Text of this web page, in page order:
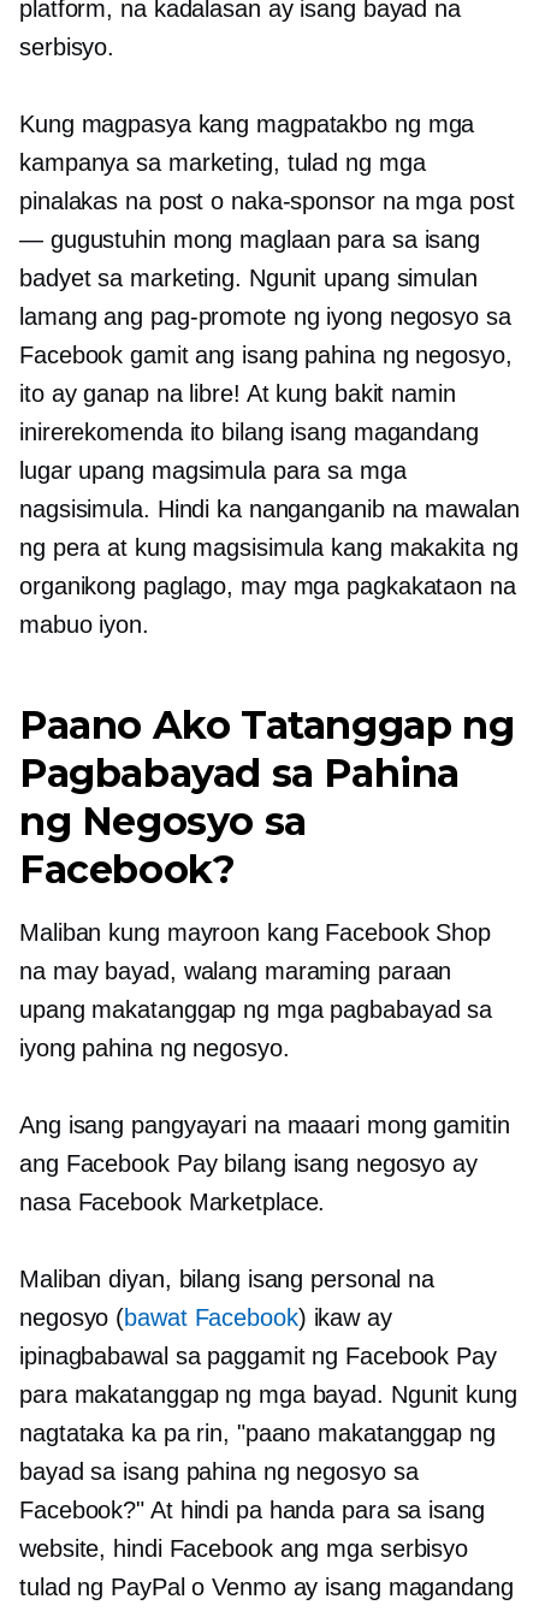
platform, na kadalasan ay isang bayad na
serbisyo.
Kung magpasya kang magpatakbo ng mga
kampanya sa marketing, tulad ng mga
pinalakas na post o naka-sponsor na mga post
— gugustuhin mong maglaan para sa isang
badyet sa marketing. Ngunit upang simulan
lamang ang pag-promote ng iyong negosyo sa
Facebook gamit ang isang pahina ng negosyo,
ito ay ganap na libre! At kung bakit namin
inirerekomenda ito bilang isang magandang
lugar upang magsimula para sa mga
nagsisimula. Hindi ka nanganganib na mawalan
ng pera at kung magsisimula kang makakita ng
organikong paglago, may mga pagkakataon na
mabuo iyon.
Paano Ako Tatanggap ng
Pagbabayad sa Pahina
ng Negosyo sa
Facebook?
Maliban kung mayroon kang Facebook Shop
na may bayad, walang maraming paraan
upang makatanggap ng mga pagbabayad sa
iyong pahina ng negosyo.
Ang isang pangyayari na maaari mong gamitin
ang Facebook Pay bilang isang negosyo ay
nasa Facebook Marketplace.
Maliban diyan, bilang isang personal na
negosyo (bawat Facebook) ikaw ay
ipinagbabawal sa paggamit ng Facebook Pay
para makatanggap ng mga bayad. Ngunit kung
nagtataka ka pa rin, "paano makatanggap ng
bayad sa isang pahina ng negosyo sa
Facebook?" At hindi pa handa para sa isang
website, hindi Facebookang mga serbisyo
tulad ng PayPal o Venmo ay isang magandang